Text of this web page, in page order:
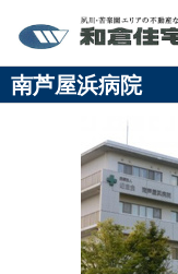
南芦屋浜病院